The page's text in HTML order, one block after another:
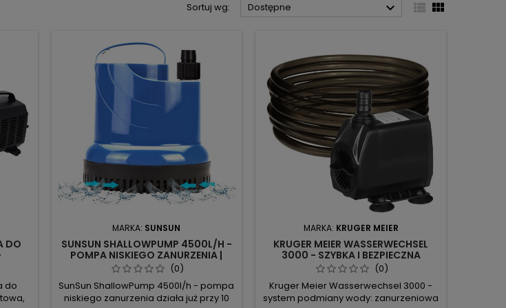
Sortuj wg: Dostępne   
DO
do
MARKA: SUNSUN
SUNSUN SHALLOWPUMP 4500L/H -
POMPA NISKIEGO ZANURZENIA |
IDEALNA DO OCZKA WODNEGO
(0)
SunSun ShallowPump 4500l/h - pompa
niskiego zanurzenia działa już przy 10
MARKA: KRUGER MEIER
KRUGER MEIER WASSERWECHSEL
3000 - SZYBKA I BEZPIECZNA
PODMIANA WODY
(0)
Kruger Meier Wasserwechsel 3000 -
system podmiany wody: zanurzeniowa